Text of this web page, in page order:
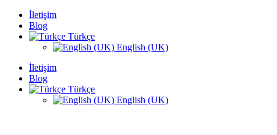
İletişim
Blog
Türkçe
English (UK)
İletişim
Blog
Türkçe
English (UK)